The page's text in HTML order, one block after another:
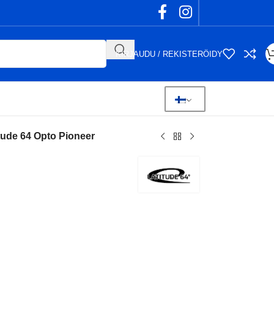
KIRJAUDU / REKISTERÖIDY
64 Opto Pioneer